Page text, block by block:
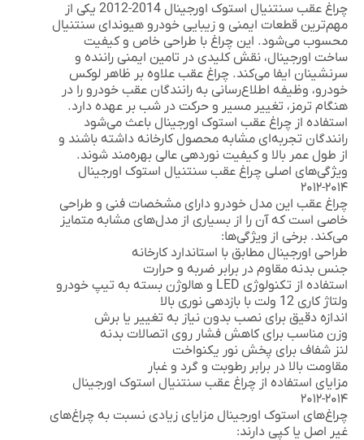
چراغ عقب سنتنیال استوک اورجینال 2014-2012
یکی از
مهم‌ترین قطعات ایمنی و زیبایی خودرو هیوندای سنتنیال
محسوب می‌شود. این چراغ با طراحی خاص و کیفیت
ساخت اورجینال، نقش کلیدی در تامین ایمنی راننده و
سرنشینان ایفا می‌کند. چراغ عقب علاوه بر ظاهر لوکس
خودرو، وظیفه اطلاع‌رسانی به رانندگان عقب خودرو را در
هنگام ترمز، تغییر مسیر و حرکت در شب بر عهده دارد.
استفاده از چراغ عقب استوک اورجینال باعث می‌شود
رانندگان تجربه‌ای مشابه محصول کارخانه داشته باشند و
از طول عمر بالا و کیفیت نوردهی عالی بهره‌مند شوند.
ویژگی‌های اصلی چراغ عقب سنتنیال استوک اورجینال
۲۰۱۴-۲۰۱۲
چراغ عقب این مدل خودرو دارای مشخصات فنی و طراحی
خاصی است که آن را از بسیاری از مدل‌های مشابه متمایز
می‌کند. برخی از ویژگی‌ها:
طراحی اورجینال مطابق با استاندارد کارخانه
جنس بدنه مقاوم در برابر ضربه و حرارت
استفاده از تکنولوژی LED و هالوژن بسته به تیپ خودرو
ولتاژ کاری 12 ولت با بازدهی نوری بالا
اندازه دقیق برای نصب بدون نیاز به تغییر یا برش
وزن مناسب برای کاهش فشار روی اتصالات بدنه
لنز شفاف برای پخش نور یکنواخت
مقاومت بالا در برابر رطوبت و گرد و غبار
مزایای استفاده از چراغ عقب سنتنیال استوک اورجینال
۲۰۱۴-۲۰۱۲
چراغ‌های استوک اورجینال مزایای زیادی نسبت به چراغ‌های
غیر اصل یا کپی دارند: